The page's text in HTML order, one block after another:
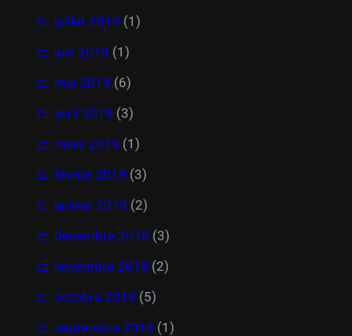
juillet 2019 (1)
juin 2019 (1)
mai 2019 (6)
avril 2019 (3)
mars 2019 (1)
février 2019 (3)
janvier 2019 (2)
décembre 2018 (3)
novembre 2018 (2)
octobre 2018 (5)
septembre 2018 (1)